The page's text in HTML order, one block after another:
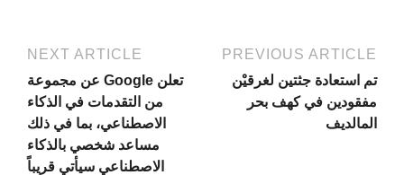
PREVIOUS ARTICLE
تم استعادة جثتين لغرقيْن
مفقودين في كهف بحر
المالديف
NEXT ARTICLE
تعلن Google عن مجموعة
من التقدمات في الذكاء
الاصطناعي، بما في ذلك
مساعد شخصي بالذكاء
الاصطناعي سيأتي قريباً